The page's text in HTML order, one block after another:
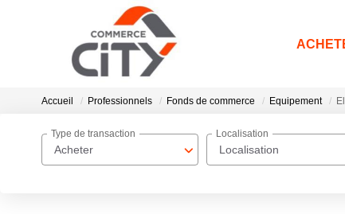
Accueil Professionnels Fonds de commerce Equipement
Acheter
Type de transaction
Localisation
Localisation